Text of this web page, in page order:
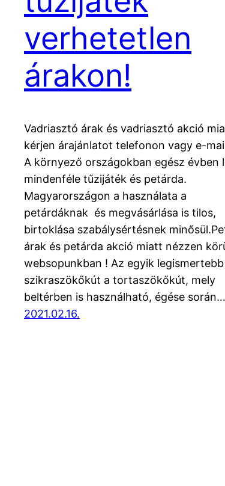
verhetetlen
árakon!
Vadriasztó árak és vadriasztó akció
kérjen árajánlatot telefonon vagy e-
A környező országokban egész évben
mindenféle tűzijáték és petárda.
Magyarországon a használata a
petárdáknak és megvásárlása is tilos,
birtoklása szabálysértésnek
árak és petárda akció miatt nézzen
websopunkban ! Az egyik legismertebb
szikraszökőkút a tortaszökőkút, mely
beltérben is használható, égése során…
2021.02.16.